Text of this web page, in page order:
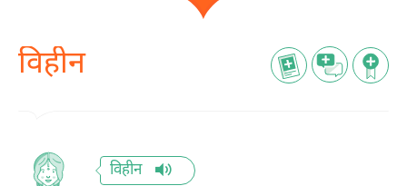
विहीन
विहीन